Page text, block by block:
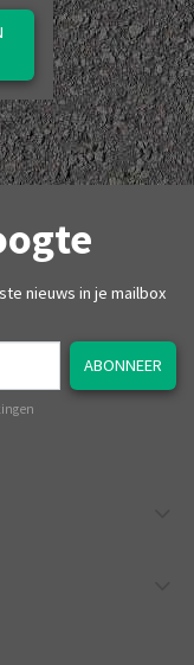
nieuws in je mailbox
ABONNEER